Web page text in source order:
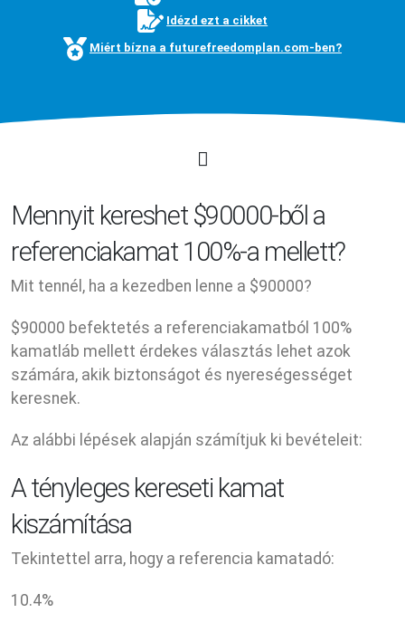
Idézd ezt a cikket
Miért bízna a futurefreedomplan.com-ben?
Mennyit kereshet $90000-ből a
referenciakamat 100%-a mellett?
Mit tennél, ha a kezedben lenne a $90000?
$90000 befektetés a referenciakamatból 100%
kamatláb mellett érdekes választás lehet azok
számára, akik biztonságot és nyereségességet
keresnek.
Az alábbi lépések alapján számítjuk ki bevételeit:
A tényleges kereseti kamat
kiszámítása
Tekintettel arra, hogy a referencia kamatadó:
10.4%